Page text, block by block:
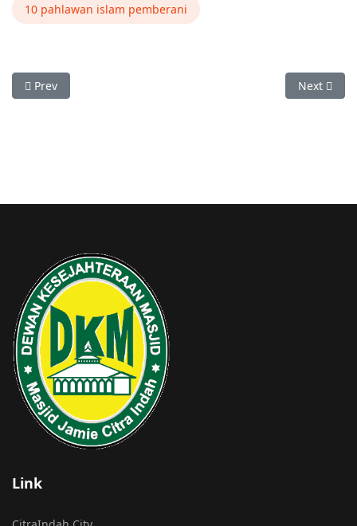
10 pahlawan islam pemberani
Previous article: Amalan dan Peristiwa bulan Safar
Prev Next
Next
Link